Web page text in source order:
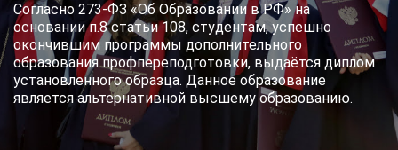
Согласно 273-ФЗ «Об Образовании в РФ» на
основании п.8 статьи 108, студентам, успешно
окончившим программы дополнительного
образования профпереподготовки, выдаётся диплом
установленного образца. Данное образование
является альтернативной высшему образованию.